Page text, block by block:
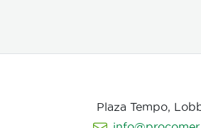
Plaza Tempo,